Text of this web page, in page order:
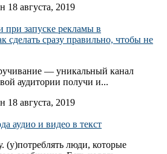
18 августа, 2019
запуске рекламы в
сделать сразу правильно, чтобы не
— уникальный канал
аудитории получи и...
18 августа, 2019
аудио и видео в текст
(у)потреблять люди, которые